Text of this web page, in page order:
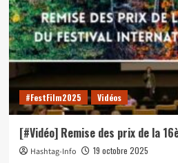
#FestFilm2025 Vidéos
[#Vidéo] Remise des prix de la
Hashtag-Info 19 octobre 2025